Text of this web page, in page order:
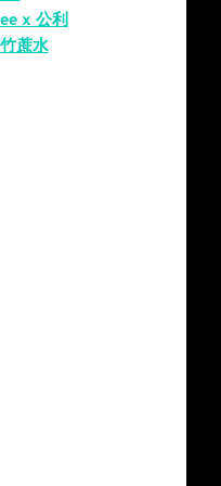
x 公利
蔗水